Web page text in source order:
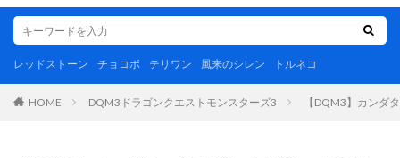
レッドストーン チョコボ テリワン 風来のシレン トルネコ
HOME DQM3ドラゴンクエストモンスターズ3 【DQM3】カンダ